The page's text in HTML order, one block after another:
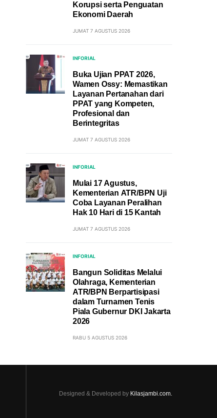
Korupsi serta Penguatan
Ekonomi Daerah
JUMAT 7 AGUSTUS 2026
INFORIAL
Buka Ujian PPAT 2026,
Wamen Ossy: Memastikan
Layanan Pertanahan dari
PPAT yang Kompeten,
Profesional dan
Berintegritas
JUMAT 7 AGUSTUS 2026
INFORIAL
Mulai 17 Agustus,
Kementerian ATR/BPN Uji
Coba Layanan Peralihan
Hak 10 Hari di 15 Kantah
JUMAT 7 AGUSTUS 2026
INFORIAL
Bangun Soliditas Melalui
Olahraga, Kementerian
ATR/BPN Berpartisipasi
dalam Turnamen Tenis
Piala Gubernur DKI Jakarta
2026
RABU 5 AGUSTUS 2026
Designed & Developed by Kilasjambi.com.